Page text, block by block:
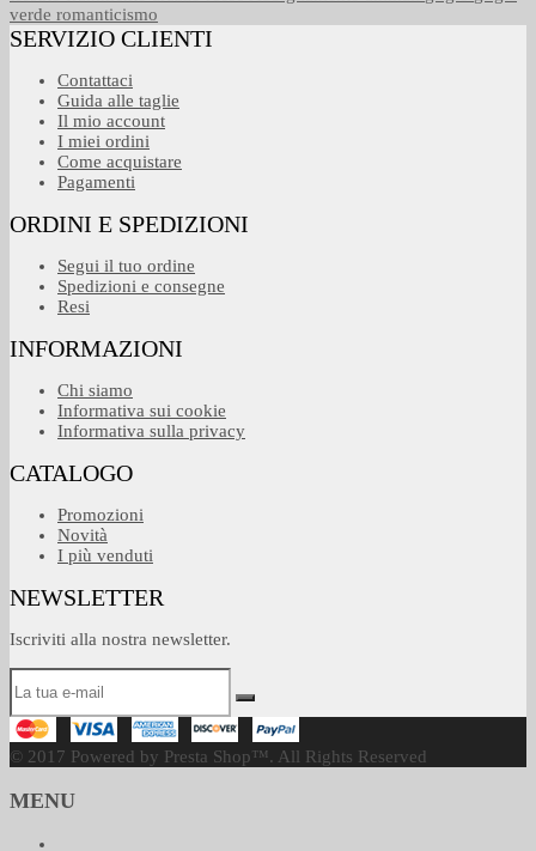
verde romanticismo
SERVIZIO CLIENTI
Contattaci
Guida alle taglie
Il mio account
I miei ordini
Come acquistare
Pagamenti
ORDINI E SPEDIZIONI
Segui il tuo ordine
Spedizioni e consegne
Resi
INFORMAZIONI
Chi siamo
Informativa sui cookie
Informativa sulla privacy
CATALOGO
Promozioni
Novità
I più venduti
NEWSLETTER
Iscriviti alla nostra newsletter.
© 2017 Powered by Presta Shop™. All Rights Reserved
MENU